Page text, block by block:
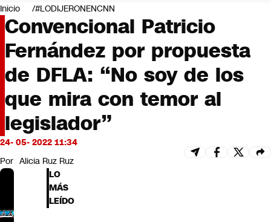
Negocios
Deportes
Programas completos
Cultura
Servicios
Bits
CNN tiempo
Futuro 360
Opinión
Inicio #LODIJERONENCNN
Convencional Patricio
Fernández por propuesta
de DFLA: “No soy de los
que mira con temor al
legislador”
24- 05- 2022 11:34
Por Alicia Ruz Ruz
LO
MÁS
LEÍDO